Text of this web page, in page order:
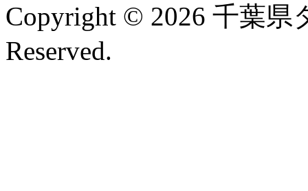
Copyright © 2026 千葉
Reserved.